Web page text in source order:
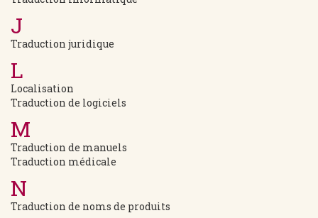
J
Traduction juridique
L
Localisation
Traduction de logiciels
M
Traduction de manuels
Traduction médicale
N
Traduction de noms de produits